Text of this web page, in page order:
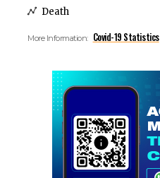
Death
More Information: Covid-19 Statistics